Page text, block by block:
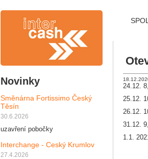
Novinky
Směnárna Fortissimo Český
Těsín
30.6.2026
uzavření pobočky
Interchange - Ceský Krumlov
27.4.2026
24.12.
25.12.
26.12.
31.12.
1.1.